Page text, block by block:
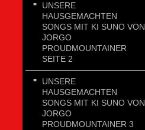
UNSERE
HAUSGEMACHTEN
SONGS MIT KI SUNO VON
JORGO
PROUDMOUNTAINER
SEITE 2
UNSERE
HAUSGEMACHTEN
SONGS MIT KI SUNO VON
JORGO
PROUDMOUNTAINER 3